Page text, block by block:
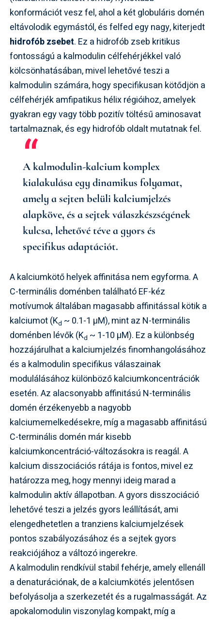
konformációt vesz fel, ahol a két globuláris domén
eltávolodik egymástól, és felfed egy nagy, kiterjedt
hidrofób zsebet. Ez a hidrofób zseb kritikus
fontosságú a kalmodulin célfehérjékkel való
kölcsönhatásában, mivel lehetővé teszi a
kalmodulin számára, hogy specifikusan kötődjön a
célfehérjék amfipatikus hélix régióihoz, amelyek
gyakran egy vagy több pozitív töltésű aminosavat
tartalmaznak, és egy hidrofób oldalt mutatnak fel.
A kalmodulin-kalcium komplex
kialakulása egy dinamikus folyamat,
amely a sejten belüli kalciumjelzés
alapköve, és a sejtek válaszkészségének
kulcsa, lehetővé téve a gyors és
specifikus adaptációt.
A kalciumkötő helyek affinitása nem egyforma. A
C-terminális doménben található EF-kéz
motívumok általában magasabb affinitással kötik a
kalciumot (Kd ~ 0.1-1 µM), mint az N-terminális
doménben lévők (Kd ~ 1-10 µM). Ez a különbség
hozzájárulhat a kalciumjelzés finomhangolásához
és a kalmodulin specifikus válaszainak
modulálásához különböző kalciumkoncentrációk
esetén. Az alacsonyabb affinitású N-terminális
domén érzékenyebb a nagyobb
kalciumemelkedésekre, míg a magasabb affinitású
C-terminális domén már kisebb
kalciumkoncentráció-változásokra is reagál. A
kalcium disszociációs rátája is fontos, mivel ez
határozza meg, hogy mennyi ideig marad a
kalmodulin aktív állapotban. A gyors disszociáció
lehetővé teszi a jelzés gyors leállítását, ami
elengedhetetlen a tranziens kalciumjelzések
pontos szabályozásához és a sejtek gyors
reakciójához a változó ingerekre.
A kalmodulin rendkívül stabil fehérje, amely ellenáll
a denaturációnak, de a kalciumkötés jelentősen
befolyásolja a szerkezetét és a rugalmasságát. Az
apokalomodulin viszonylag kompakt, míg a